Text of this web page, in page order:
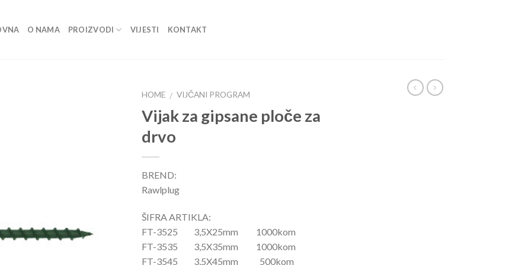
O NAMA PROIZVODI VIJESTI KONTAKT
HOME / VIJČANI PROGRAM
Vijak za gipsane ploče za
drvo
BREND:
Rawlplug
ŠIFRA ARTIKLA:
FT-3525 3,5X25mm 1000kom
FT-3535 3,5X35mm 1000kom
FT-3545 3,5X45mm 500kom